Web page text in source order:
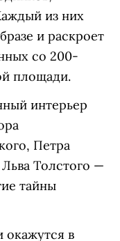
из них
и раскроет
со 200-
площади.
интерьер
Петра
Толстого —
тайны
окажутся в